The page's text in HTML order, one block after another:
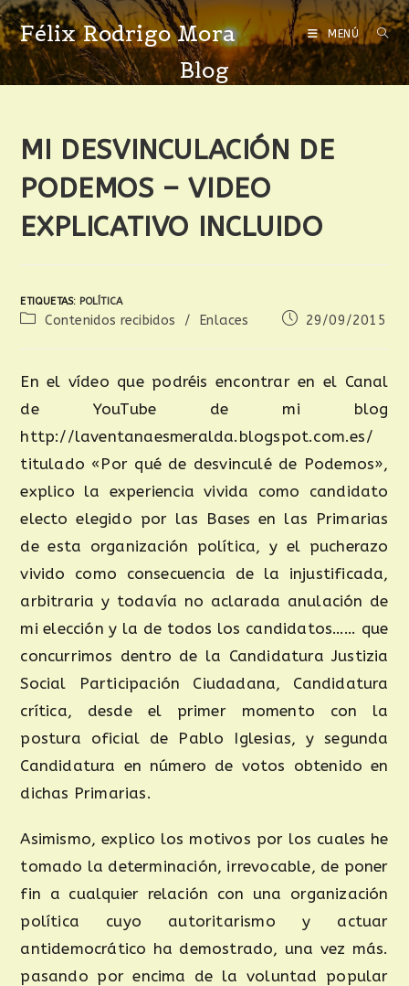
Félix Rodrigo Mora MENÚ
Blog
MI DESVINCULACIÓN DE
PODEMOS – VIDEO
EXPLICATIVO INCLUIDO
ETIQUETAS: POLÍTICA
Contenidos recibidos / Enlaces 29/09/2015
En el vídeo que podréis encontrar en el Canal
de YouTube de mi blog
http://laventanaesmeralda.blogspot.com.es/
titulado «Por qué de desvinculé de Podemos»,
explico la experiencia vivida como candidato
electo elegido por las Bases en las Primarias
de esta organización política, y el pucherazo
vivido como consecuencia de la injustificada,
arbitraria y todavía no aclarada anulación de
mi elección y la de todos los candidatos…… que
concurrimos dentro de la Candidatura Justizia
Social Participación Ciudadana, Candidatura
crítica, desde el primer momento con la
postura oficial de Pablo Iglesias, y segunda
Candidatura en número de votos obtenido en
dichas Primarias.
Asimismo, explico los motivos por los cuales he
tomado la determinación, irrevocable, de poner
fin a cualquier relación con una organización
política cuyo autoritarismo y actuar
antidemocrático ha demostrado, una vez más.
pasando por encima de la voluntad popular